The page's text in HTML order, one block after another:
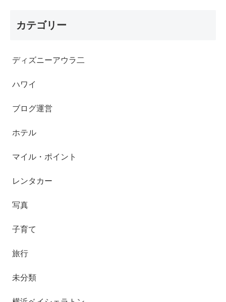
カテゴリー
ディズニーアウラ二
ハワイ
ブログ運営
ホテル
マイル・ポイント
レンタカー
写真
子育て
旅行
未分類